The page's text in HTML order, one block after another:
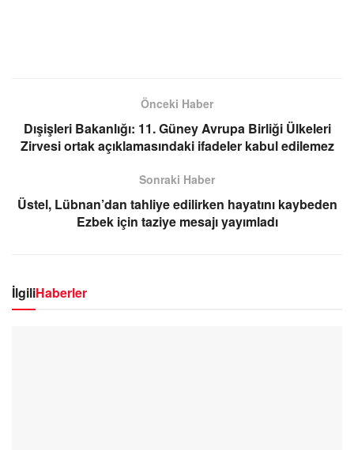
Önceki Haber
Dışişleri Bakanlığı: 11. Güney Avrupa Birliği Ülkeleri
Zirvesi ortak açıklamasındaki ifadeler kabul edilemez
Sonraki Haber
Üstel, Lübnan’dan tahliye edilirken hayatını kaybeden
Ezbek için taziye mesajı yayımladı
İlgiliHaberler